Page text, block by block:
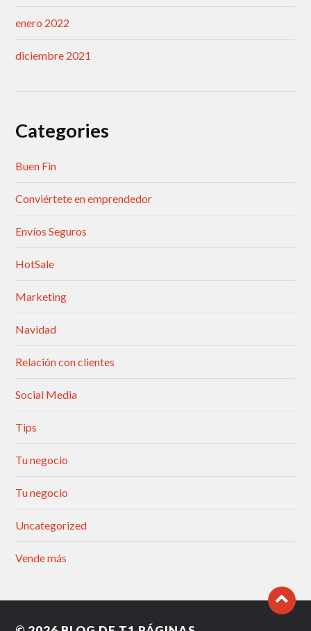
enero 2022
diciembre 2021
Categories
Buen Fin
Conviértete en emprendedor
Envíos Seguros
HotSale
Marketing
Navidad
Relación con clientes
Social Media
Tips
Tu negocio
Tu negocio
Uncategorized
Vende más